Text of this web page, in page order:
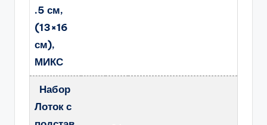
.5 см,
(13×16
см),
МИКС
Набор
Лоток с